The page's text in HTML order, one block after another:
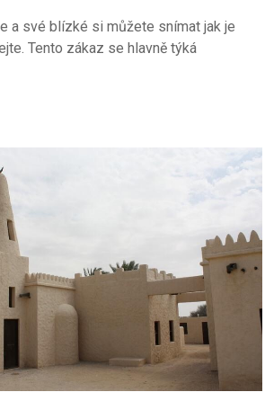
a své blízké si můžete snímat jak je
Tento zákaz se hlavně týká